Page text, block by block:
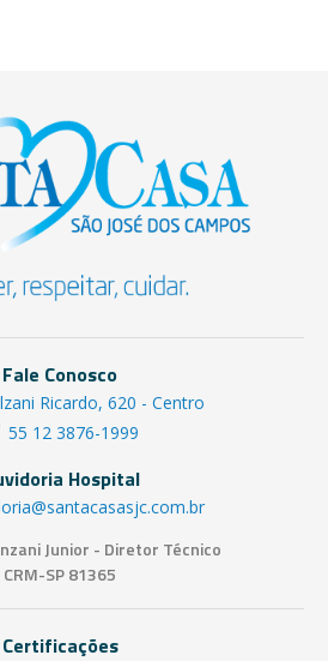
Fale Conosco
Ricardo, 620 - Centro
55 12 3876-1999
Hospital
Junior - Diretor Técnico
CRM-SP 81365
Certificações